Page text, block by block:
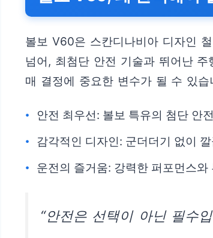
볼보 V60은 스칸디나비아 디자인
넘어, 최첨단 안전 기술과 뛰어난
매 결정에 중요한 변수가 될 수 있습
안전 최우선: 볼보 특유의 첨단 안
감각적인 디자인: 군더더기 없이
운전의 즐거움: 강력한 퍼포먼스
“안전은 선택이 아닌 필수